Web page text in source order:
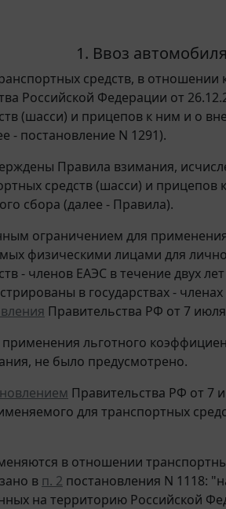
1. Ввоз
средств, в
Российской Федерации от
(шасси) и прицепов к ним и о
- постановление N 1291).
Правила взимания,
средств (шасси) и
сбора (далее - Правила).
ограничением для
физическими лицами для
- членов ЕАЭС в течение двух
в государствах -
Правительства РФ от 7 июля
льготного
не было предусмотрено.
Правительства РФ от 7
для транспортных
в отношении
в п. 2 постановления N 1118:
на территорию Российской